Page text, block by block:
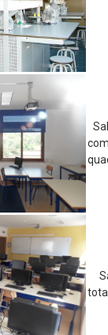
Artes
Jovens
do PE
Avaliação
sobre plano de